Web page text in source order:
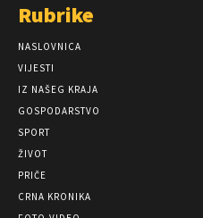
Rubrike
NASLOVNICA
VIJESTI
IZ NAŠEG KRAJA
GOSPODARSTVO
SPORT
ŽIVOT
PRIČE
CRNA KRONIKA